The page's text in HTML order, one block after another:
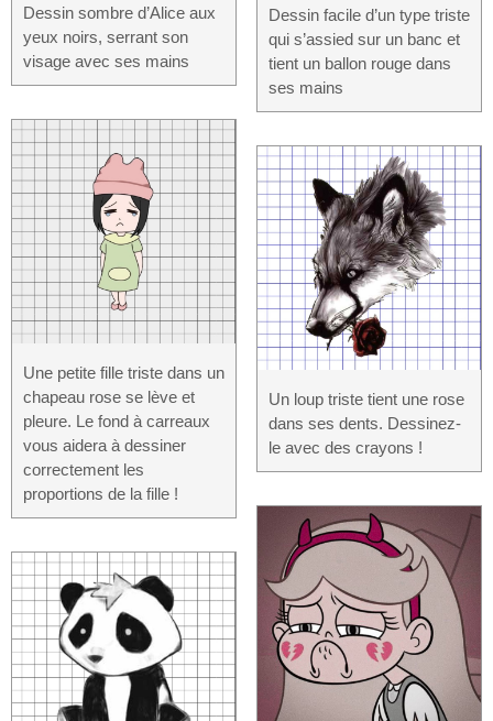
Dessin sombre d’Alice aux
yeux noirs, serrant son
visage avec ses mains
Une petite fille triste dans un
chapeau rose se lève et
pleure. Le fond à carreaux
vous aidera à dessiner
correctement les
proportions de la fille !
Dessin facile d’un type triste
qui s’assied sur un banc et
tient un ballon rouge dans
ses mains
Un loup triste tient une rose
dans ses dents. Dessinez-
le avec des crayons !